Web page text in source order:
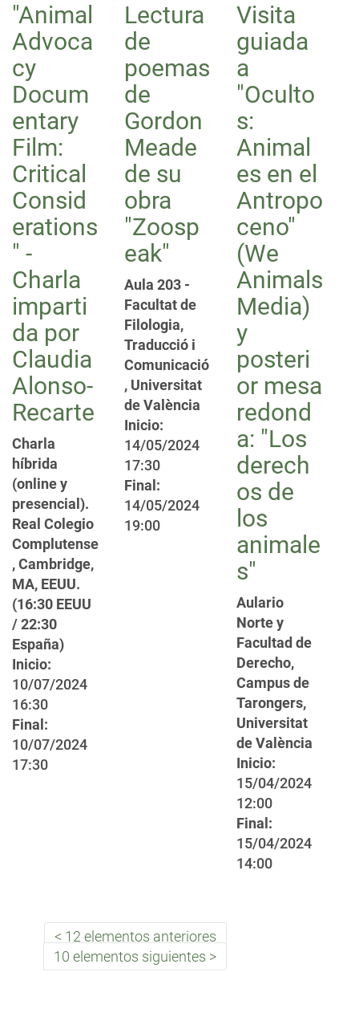
"Animal
Advoca
cy
Docum
entary
Film:
Critical
Consid
erations
" -
Charla
imparti
da por
Claudia
Alonso-
Recarte
Charla
híbrida
(online y
presencial).
Real Colegio
Complutense
, Cambridge,
MA, EEUU.
(16:30 EEUU
/ 22:30
España)
Inicio:
10/07/2024
16:30
Final:
10/07/2024
17:30
Lectura
de
poemas
de
Gordon
Meade
de su
obra
"Zoosp
eak"
Aula 203 -
Facultat de
Filologia,
Traducció i
Comunicació
, Universitat
de València
Inicio:
14/05/2024
17:30
Final:
14/05/2024
19:00
Visita
guiada
a
"Oculto
s:
Animal
es en el
Antropo
ceno"
(We
Animals
Media)
y
posteri
or mesa
redond
a: "Los
derech
os de
los
animale
s"
Aulario
Norte y
Facultad de
Derecho,
Campus de
Tarongers,
Universitat
de València
Inicio:
15/04/2024
12:00
Final:
15/04/2024
14:00
12 elementos anteriores
10 elementos siguientes